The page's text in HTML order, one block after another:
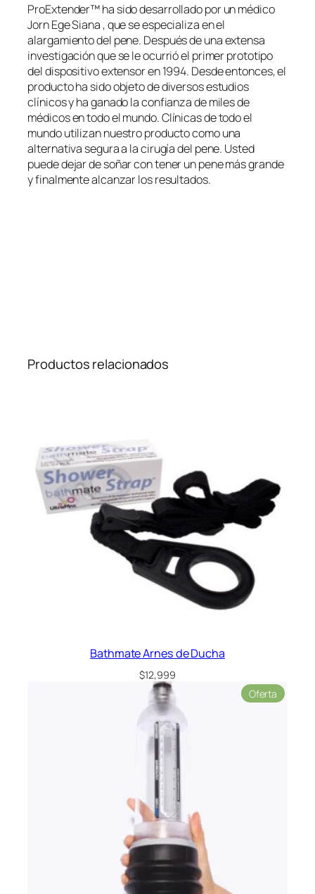
ProExtender™ ha sido desarrollado por un médico
Jorn Ege Siana , que se especializa en el
alargamiento del pene. Después de una extensa
investigación que se le ocurrió el primer prototipo
del dispositivo extensor en 1994. Desde entonces, el
producto ha sido objeto de diversos estudios
clínicos y ha ganado la confianza de miles de
médicos en todo el mundo. Clínicas de todo el
mundo utilizan nuestro producto como una
alternativa segura a la cirugía del pene. Usted
puede dejar de soñar con tener un pene más grande
y finalmente alcanzar los resultados.
Productos relacionados
Bathmate Arnes de Ducha
$12,999
Oferta
en